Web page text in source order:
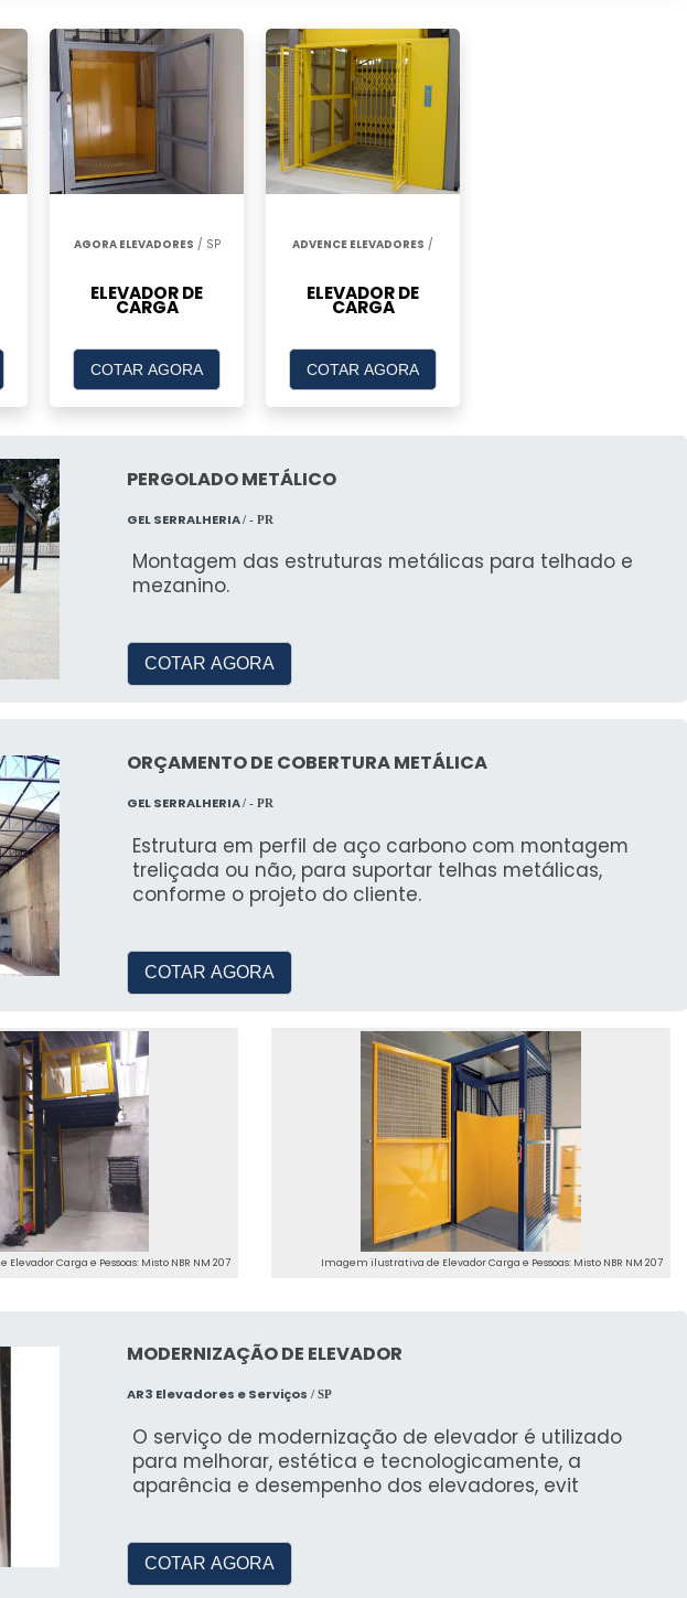
AGORA ELEVADORES / SP
ELEVADOR DE
CARGA
COTAR AGORA
ADVENCE ELEVADORES /
ELEVADOR DE
CARGA
COTAR AGORA
PERGOLADO METÁLICO
GEL SERRALHERIA/ - PR
Montagem das estruturas metálicas para telhado e
mezanino.
COTAR AGORA
ORÇAMENTO DE COBERTURA METÁLICA
GEL SERRALHERIA/ - PR
Estrutura em perfil de aço carbono com montagem
treliçada ou não, para suportar telhas metálicas,
conforme o projeto do cliente.
COTAR AGORA
Carga e Pessoas: Misto NBR NM 207 Imagem ilustrativa de Elevador Carga e Pessoas: Misto NBR NM 207
MODERNIZAÇÃO DE ELEVADOR
AR3 Elevadores e Serviços / SP
O serviço de modernização de elevador é utilizado
para melhorar, estética e tecnologicamente, a
aparência e desempenho dos elevadores, evit
COTAR AGORA